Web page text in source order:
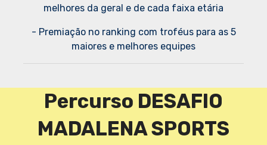
melhores da geral e de cada faixa etária
- Premiação no ranking com troféus para as 5
maiores e melhores equipes
Percurso DESAFIO
MADALENA SPORTS